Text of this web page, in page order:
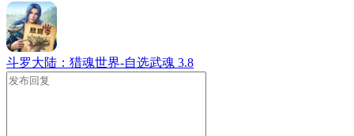
斗罗大陆：猎魂世界-自选武魂 3.8